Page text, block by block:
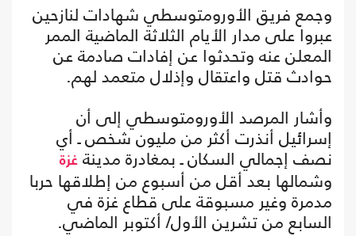
وجمع فريق الأورومتوسطي شهادات لنازحين
عبروا على مدار الأيام الثلاثة الماضية الممر
المعلن عنه وتحدثوا عن إفادات صادمة عن
حوادث قتل واعتقال وإذلال متعمد لهم.
وأشار المرصد الأورومتوسطي إلى أن
إسرائيل أنذرت أكثر من مليون شخص ـ أي
نصف إجمالي السكان ـ بمغادرة مدينة غزة
وشمالها بعد أقل من أسبوع من إطلاقها حربا
مدمرة وغير مسبوقة على قطاع غزة في
السابع من تشرين الأول/ أكتوبر الماضي.